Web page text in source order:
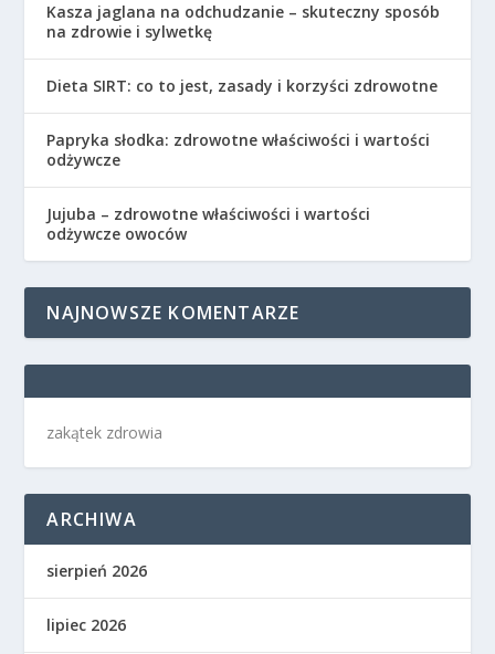
Kasza jaglana na odchudzanie – skuteczny sposób
na zdrowie i sylwetkę
Dieta SIRT: co to jest, zasady i korzyści zdrowotne
Papryka słodka: zdrowotne właściwości i wartości
odżywcze
Jujuba – zdrowotne właściwości i wartości
odżywcze owoców
NAJNOWSZE KOMENTARZE
zakątek zdrowia
ARCHIWA
sierpień 2026
lipiec 2026